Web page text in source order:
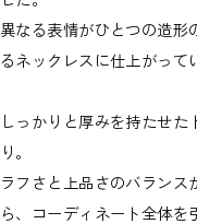
異なる表情がひとつの造形
るネックレスに仕上がって
しっかりと厚みを持たせ
り。
ラフさと上品さのバランス
ら、コーディネート全体を